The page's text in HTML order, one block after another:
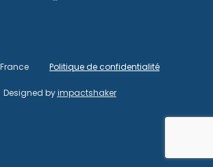
Politique de confidentialité
Designed byimpactshaker